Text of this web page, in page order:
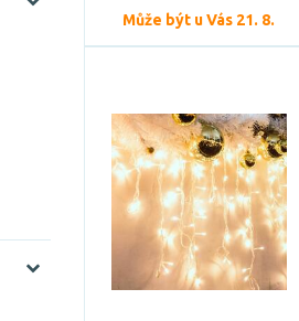
Může být u Vás 21. 8.